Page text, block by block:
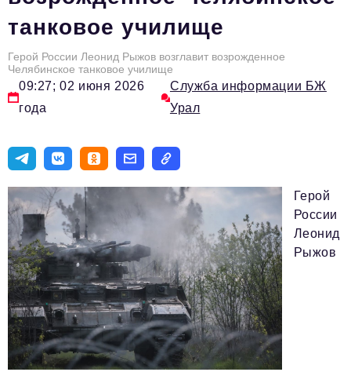
Туризм
Новости
Импортозамещение
ИННОПРОМ
Топ-100 влиятельных людей Свердловской области
Видео
ТОП-100 влиятельных людей — 2025
Телефон редакции:+7 495 727-01-67
Электронные почты редакции:
Информационный отдел
info@business-magazine.online
Отдел рекламы
танковое училище
Герой России Леонид Рыжов возглавит возрожденное
Челябинское танковое училище
09:27; 02 июня 2026
года
Служба информации БЖ
Урал
Герой
России
Леонид
Рыжов